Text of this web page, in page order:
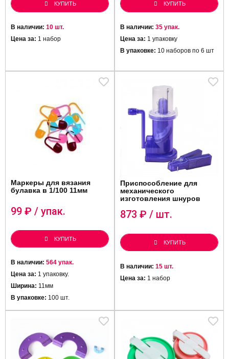
КУПИТЬ
В наличии: 10 шт.
Цена за: 1 набор
КУПИТЬ
В наличии: 35 упак.
Цена за: 1 упаковку
В упаковке: 10 наборов по 6 шт
Маркеры для вязания
булавка в 1/100 11мм
99 ₽ / упак.
КУПИТЬ
В наличии: 564 упак.
Цена за: 1 упаковку.
Ширина: 11мм
В упаковке: 100 шт.
Приспособление для
механического
изготовления шнуров
873 ₽ / шт.
КУПИТЬ
В наличии: 15 шт.
Цена за: 1 набор